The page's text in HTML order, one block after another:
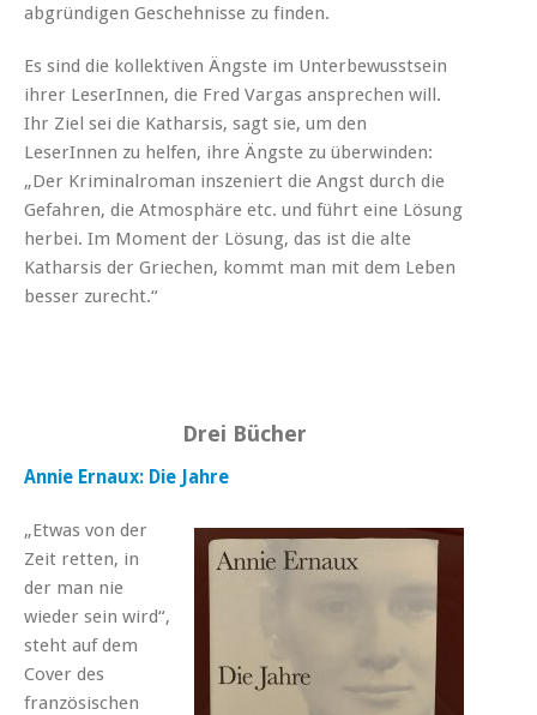
abgründigen Geschehnisse zu finden.
Es sind die kollektiven Ängste im Unterbewusstsein
ihrer LeserInnen, die Fred Vargas ansprechen will.
Ihr Ziel sei die Katharsis, sagt sie, um den
LeserInnen zu helfen, ihre Ängste zu überwinden:
„Der Kriminalroman inszeniert die Angst durch die
Gefahren, die Atmosphäre etc. und führt eine Lösung
herbei. Im Moment der Lösung, das ist die alte
Katharsis der Griechen, kommt man mit dem Leben
besser zurecht.“
Drei Bücher
Annie Ernaux: Die Jahre
„Etwas von der
Zeit retten, in
der man nie
wieder sein wird“,
steht auf dem
Cover des
französischen